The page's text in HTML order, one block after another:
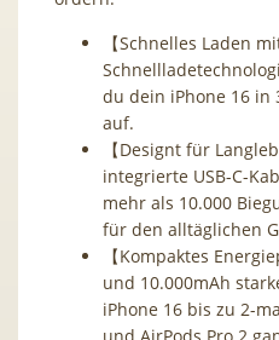
【Schnelles Laden
du dein iPhone 16 in
auf.
【Designt für
integrierte USB-C-
mehr als 10.000
für den alltäglichen
【Kompaktes
und 10.000mAh
iPhone 16 bis zu 2-